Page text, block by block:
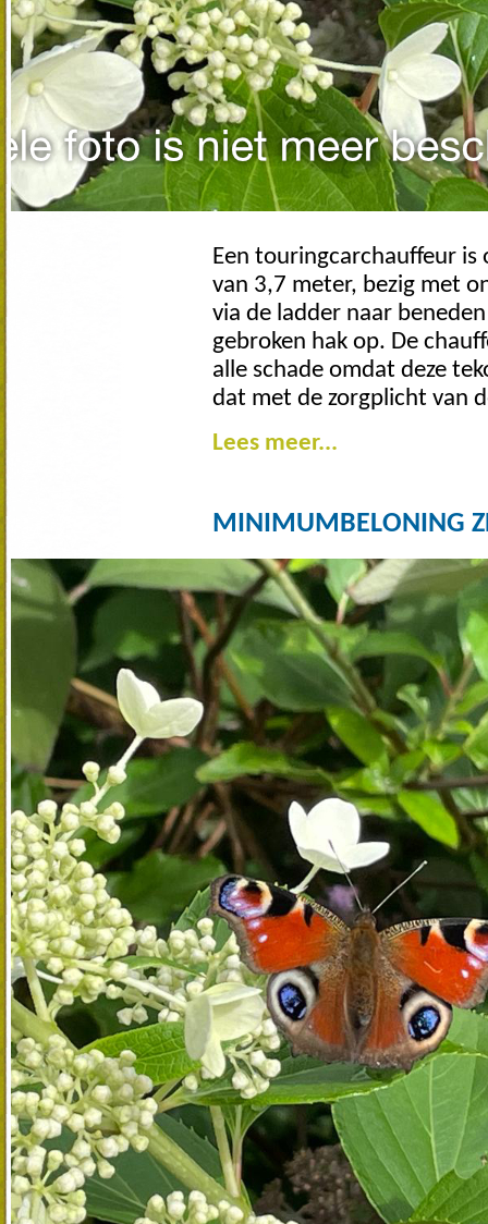
Een touringcarchauffeur is
van 3,7 meter, bezig met
via de ladder naar
gebroken hak op. De
alle schade omdat deze
dat met de zorgplicht van
Lees meer...
MINIMUMBELONING